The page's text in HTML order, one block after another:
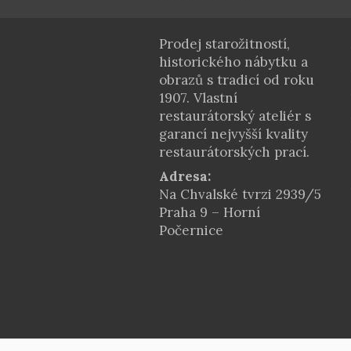
Prodej starožitností,
historického nábytku a
obrazů s tradicí od roku
1907. Vlastní
restaurátorský ateliér s
garancí nejvyšší kvality
restaurátorských prací.
Adresa:
Na Chvalské tvrzi 2939/5
Praha 9 – Horní
Počernice